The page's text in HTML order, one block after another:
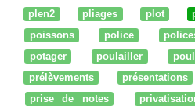
plen2
pliages plot
poissons
police
potager
poulailler
prélèvements
présentations
prise de notes